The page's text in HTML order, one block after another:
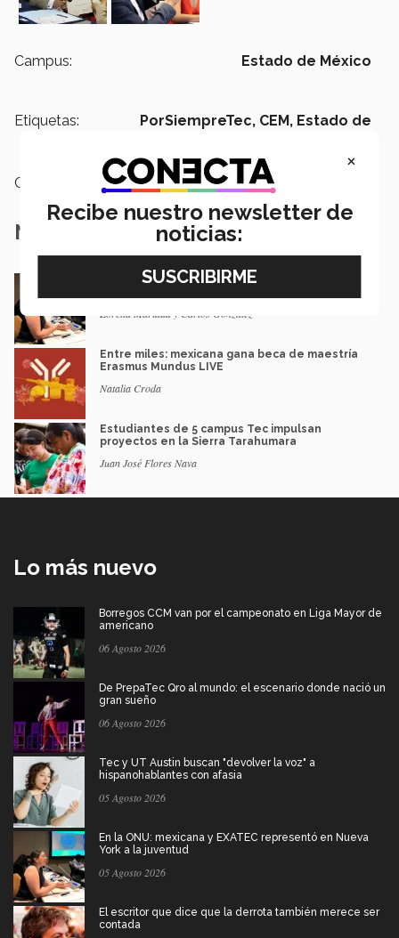
Campus: Estado de México
Etiquetas: PorSiempreTec, CEM, Estado de
Categoría:
Notas Relacionadas
En la ONU: mexicana y EXATEC representó en
Loretta Mariaud y Carlos González
Entre miles: mexicana gana beca de maestría
Erasmus Mundus LIVE
Natalia Croda
Estudiantes de 5 campus Tec impulsan
proyectos en la Sierra Tarahumara
Juan José Flores Nava
Lo más nuevo
Borregos CCM van por el campeonato en Liga Mayor de
americano
06 Agosto 2026
De PrepaTec Qro al mundo: el escenario donde nació un
gran sueño
06 Agosto 2026
Tec y UT Austin buscan "devolver la voz" a
hispanohablantes con afasia
05 Agosto 2026
En la ONU: mexicana y EXATEC representó en Nueva
York a la juventud
05 Agosto 2026
El escritor que dice que la derrota también merece ser
contada
×
Recibe nuestro newsletter de
noticias: